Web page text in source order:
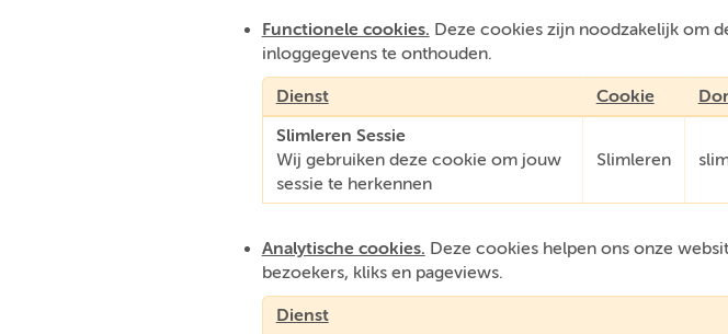
Functionele cookies. Deze cookies zijn noodzakelijk om
inloggegevens te onthouden.
Dienst Cookie
Slimleren Sessie
Wij gebruiken deze cookie om jouw
sessie te herkennen
Slimleren
Analytische cookies. Deze cookies helpen ons onze
bezoekers, kliks en pageviews.
Dienst